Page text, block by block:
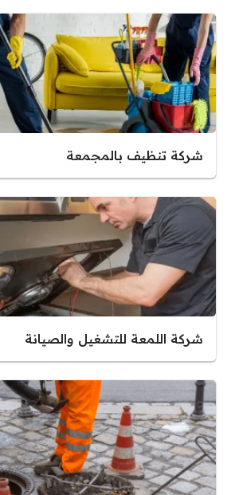
شركة تنظيف بالمجمعة
شركة اللمعة للتشغيل والصيانة